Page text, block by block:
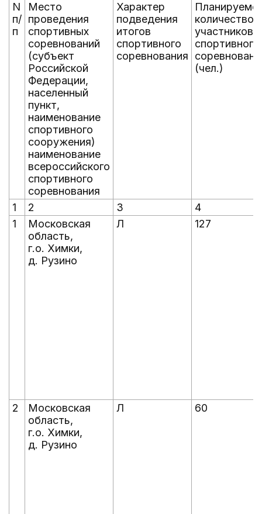
N
п/
п
Место
проведения
спортивных
соревнований
(субъект
Российской
Федерации,
населенный
пункт,
наименование
спортивного
сооружения)
наименование
всероссийского
спортивного
соревнования
Характер
подведения
итогов
спортивного
соревнования
количество
участников
спортивного
(чел.)
1 2 3
4
1
Московская
область,
г.о. Химки,
д. Рузино
Л 127
2
Московская
область,
г.о. Химки,
д. Рузино
Л 60